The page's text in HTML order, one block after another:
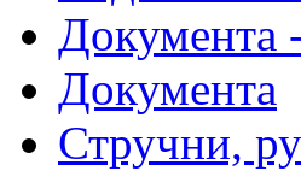
Документа
Документа
Стручни,